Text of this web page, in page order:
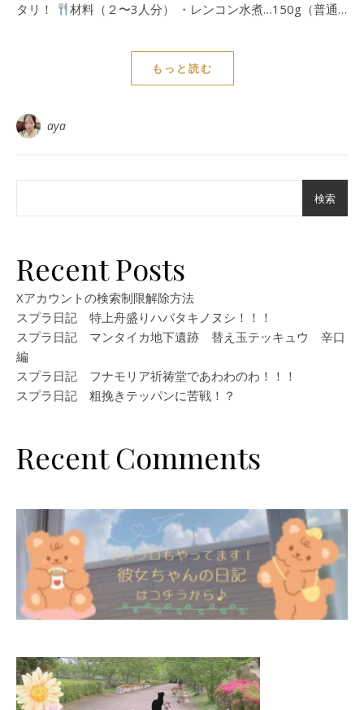
タリ！
材料（２〜3人分） ・レンコン水煮…150g（普通…
もっと読む
aya
検索
Recent Posts
Xアカウントの検索制限解除方法
スプラ日記 特上舟盛りハバタキノヌシ！！！
スプラ日記 マンタイカ地下遺跡 替え玉テッキュウ 辛口
編
スプラ日記 フナモリア祈祷堂であわわのわ！！！
スプラ日記 粗挽きテッパンに苦戦！？
Recent Comments